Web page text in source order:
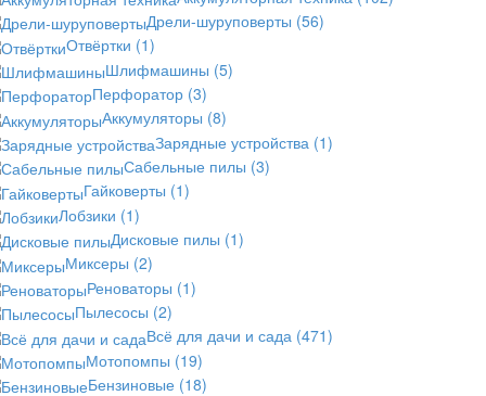
Дрели-шуруповерты (56)
Отвёртки (1)
Шлифмашины (5)
Перфоратор (3)
Аккумуляторы (8)
Зарядные устройства (1)
Сабельные пилы (3)
Гайковерты (1)
Лобзики (1)
Дисковые пилы (1)
Миксеры (2)
Реноваторы (1)
Пылесосы (2)
Всё для дачи и сада (471)
Мотопомпы (19)
Бензиновые (18)